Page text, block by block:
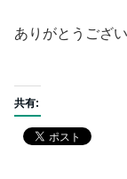
ありがとうござい
共有: